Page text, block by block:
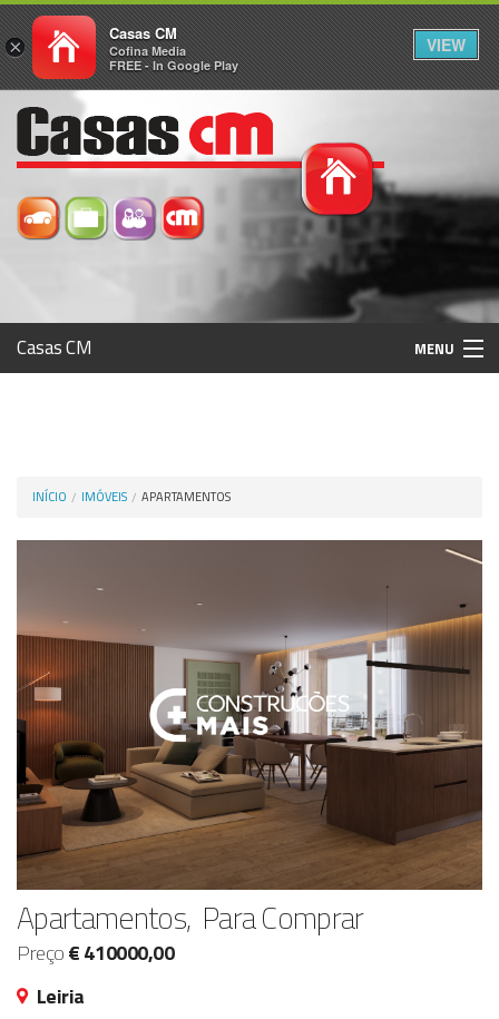
Casas CM MENU
INÍCIO IMÓVEIS APARTAMENTOS
Apartamentos, Para Comprar
Preço€ 410000,00
Leiria
×
Casas CM
Cofina Media
FREE - In Google Play
VIEW